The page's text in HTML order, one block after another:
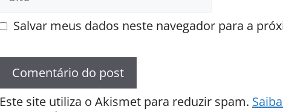
Salvar meus dados neste navegador para a
Este site utiliza o Akismet para reduzir spam.